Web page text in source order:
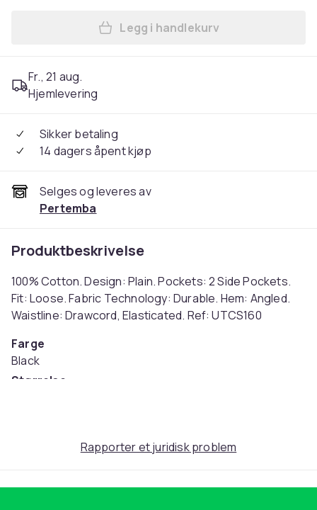
Legg Carta Sport Mens
Legg i handlekurv
Fr., 21 aug.
Hjemlevering
Sikker betaling
14 dagers åpent kjøp
Selges og leveres av
Pertemba
Produktbeskrivelse
100% Cotton. Design: Plain. Pockets: 2 Side Pockets.
Fit: Loose. Fabric Technology: Durable. Hem: Angled.
Waistline: Drawcord, Elasticated. Ref: UTCS160
Farge
Black
Størrelse
Rapporter et juridisk problem